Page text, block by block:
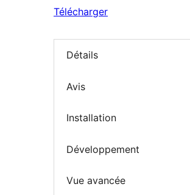
Télécharger
Détails
Avis
Installation
Développement
Vue avancée